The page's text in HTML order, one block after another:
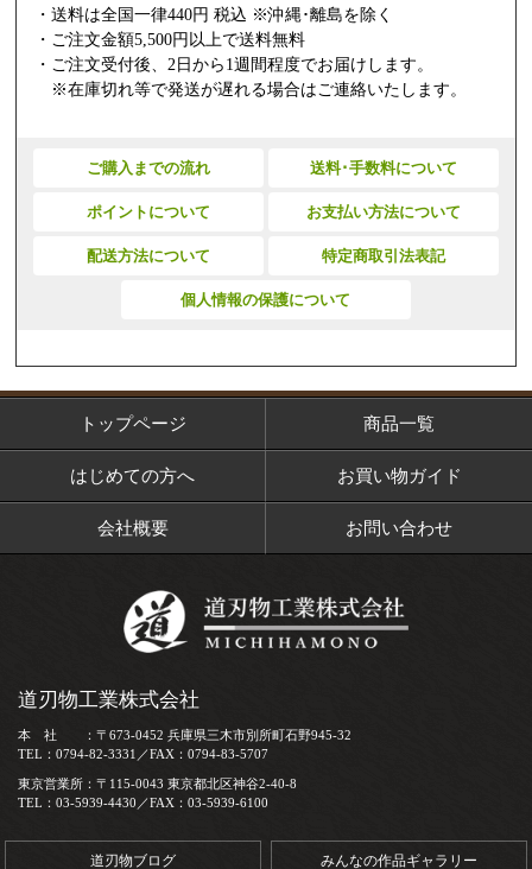
・送料は全国一律440円 税込 ※沖縄･離島を除く
・ご注文金額5,500円以上で送料無料
・ご注文受付後、2日から1週間程度でお届けします。
※在庫切れ等で発送が遅れる場合はご連絡いたします。
ご購入までの流れ 送料･手数料について
ポイントについて お支払い方法について
配送方法について 特定商取引法表記
個人情報の保護について
トップページ 商品一覧
はじめての方へ お買い物ガイド
会社概要 お問い合わせ
道刃物工業株式会社
本 社 ：〒673-0452 兵庫県三木市別所町石野945-32
TEL：0794-82-3331／FAX：0794-83-5707
東京営業所：〒115-0043 東京都北区神谷2-40-8
TEL：03-5939-4430／FAX：03-5939-6100
道刃物ブログ みんなの作品ギャラリー